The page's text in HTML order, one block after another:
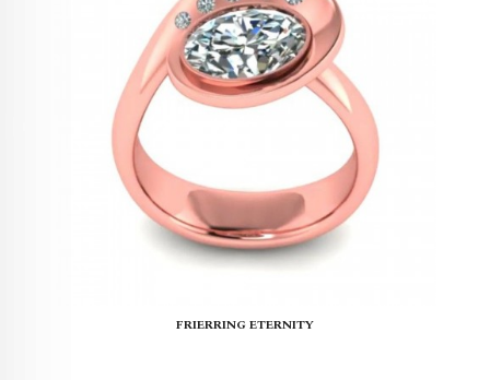
FRIERRING ETERNITY